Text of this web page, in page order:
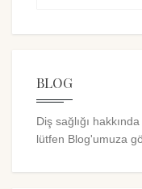
BLOG
Diş sağlığı
lütfen Blog'umuza